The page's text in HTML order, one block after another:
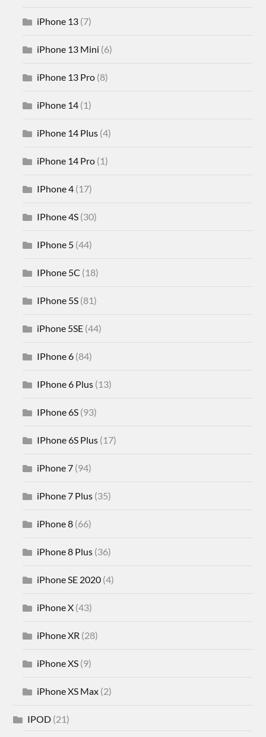
iPhone 13 (7)
iPhone 13 Mini (6)
iPhone 13 Pro (8)
iPhone 14 (1)
iPhone 14 Plus (4)
iPhone 14 Pro (1)
IPhone 4 (17)
IPhone 4S (30)
IPhone 5 (44)
IPhone 5C (18)
IPhone 5S (81)
iPhone 5SE (44)
IPhone 6 (84)
IPhone 6 Plus (13)
IPhone 6S (93)
IPhone 6S Plus (17)
iPhone 7 (94)
iPhone 7 Plus (35)
iPhone 8 (66)
iPhone 8 Plus (36)
iPhone SE 2020 (4)
iPhone X (43)
iPhone XR (28)
iPhone XS (9)
iPhone XS Max (2)
IPOD (21)